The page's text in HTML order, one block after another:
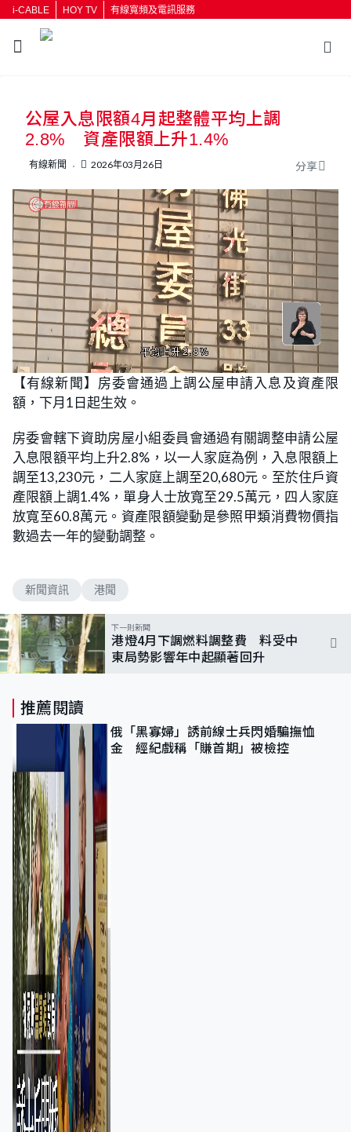
i-CABLE HOY TV 有線寬頻及電訊服務
按輸入鍵開始搜尋
公屋入息限額4月起整體平均上調
2.8% 資產限額上升1.4%
有線新聞 2026年03月26日 分享
U
n
m
u
t
e
o
a
d
e
5
2
2
%
【有線新聞】房委會通過上調公屋申請入息及資產限
額，下月1日起生效。
房委會轄下資助房屋小組委員會通過有關調整申請公屋
入息限額平均上升2.8%，以一人家庭為例，入息限額上
調至13,230元，二人家庭上調至20,680元。至於住戶資
產限額上調1.4%，單身人士放寬至29.5萬元，四人家庭
放寬至60.8萬元。資產限額變動是參照甲類消費物價指
數過去一年的變動調整。
新聞資訊 港聞
下一則新聞
港燈4月下調燃料調整費 料受中
東局勢影響年中起顯著回升
推薦閱讀
俄「黑寡婦」誘前線士兵閃婚騙撫恤
金 經紀戲稱「賺首期」被檢控